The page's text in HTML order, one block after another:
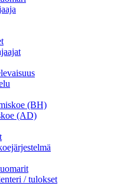
(BH)
(AD)
/ tulokset